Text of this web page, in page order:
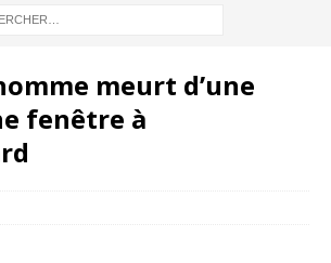
meurt d’une
fenêtre à